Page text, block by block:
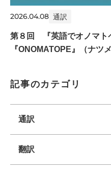
2026.04.08 通訳
第８回 『英語でオノマト
『ONOMATOPE』（ナツメ
記事のカテゴリ
通訳
翻訳